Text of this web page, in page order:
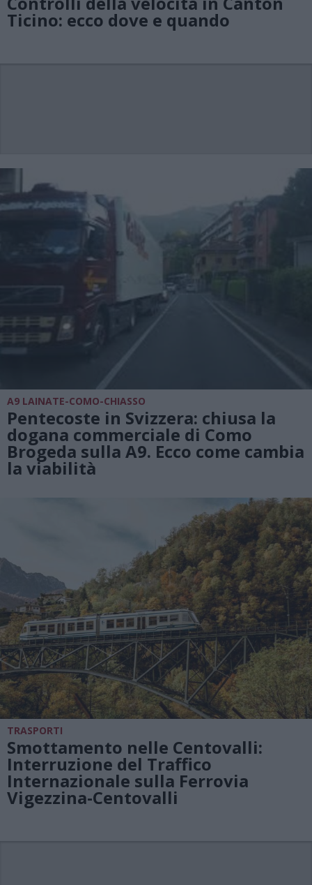
Ticino: ecco dove e quando
A9 LAINATE-COMO-CHIASSO
Pentecoste in Svizzera: chiusa la
dogana commerciale di Como
Brogeda sulla A9. Ecco come cambia
la viabilità
TRASPORTI
Smottamento nelle Centovalli:
Interruzione del Traffico
Internazionale sulla Ferrovia
Vigezzina-Centovalli